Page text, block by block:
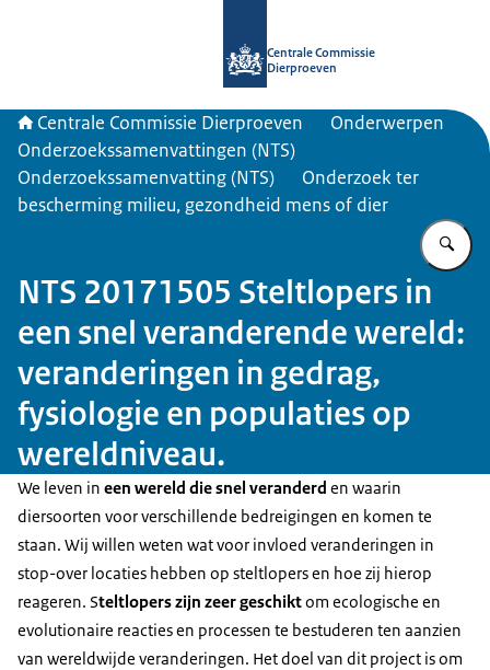
Centrale Commissie
Dierproeven
Centrale Commissie Dierproeven
Onderwerpen
Onderzoekssamenvattingen (NTS)
Onderzoekssamenvatting (NTS)
Onderzoek ter
bescherming milieu, gezondheid mens of dier
NTS 20171505 Steltlopers in
een snel veranderende wereld:
veranderingen in gedrag,
fysiologie en populaties op
wereldniveau.
We leven in een wereld die snel veranderd en waarin
diersoorten voor verschillende bedreigingen en komen te
staan. Wij willen weten wat voor invloed veranderingen in
stop-over locaties hebben op steltlopers en hoe zij hierop
reageren. Steltlopers zijn zeer geschiktom ecologische en
evolutionaire reacties en processen te bestuderen ten aanzien
van wereldwijde veranderingen. Het doel van dit project is om